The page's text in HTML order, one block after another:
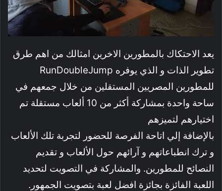
يعد الاحتكاك بالمطورين الاخرين امثالك من اهم طرق
تطوير الذات و الذي يوفره RunDoubleJump
للمطورين المصريين المستقلين من خلال جمعهم في
ساحة واحدة بمشاركة أكثر من 10 ألعاب مستقلة تم
اختيارهم لتميزهم
بالإضافة إلي اتاحة الفرصة للحضور لتجربة تلك الألعاب
و ترك انطباعاتهم و آرائهم حول الألعاب و تقديم
النصائح للمطورين. والمشاركة في التصويت لتحديد
اللعبة الفائزة بجائزة افضل لعبة بتصويت الجمهور.